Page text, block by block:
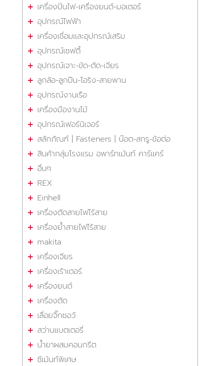
เครื่องปั่นไฟ-เครื่องยนต์-มอเตอร์
อุปกรณ์ไฟฟ้า
เครื่องเชื่อมและอุปกรณ์เสริม
อุปกรณ์เซฟตี้
อุปกรณ์เจาะ-ขัด-ตัด-เจียร
ลูกล้อ-ลูกปืน-โอริง-สายพาน
อุปกรณ์งานเรือ
เครื่องมืองานไม้
อุปกรณ์เฟอร์นิเจอร์
สลักภัณฑ์ | Fasteners | น๊อต-สกรู-ข้อต่อ
สินค้ากลุ่มโรงแรม อพาร์ทเม้นท์ คาร์แคร์
อื่นๆ
REX
Einhell
เครื่องตัดสายไฟไร้สาย
เครื่องย้ำสายไฟไร้สาย
makita
เครื่องเจียร
เครื่องเร้าเตอร์
เครื่องยนต์
เครื่องตัด
เลื่อยจิ๊กซอว์
สว่านแบตเตอรี่
น้ำยาผสมคอนกรีต
ซีเม้นท์พิเศษ